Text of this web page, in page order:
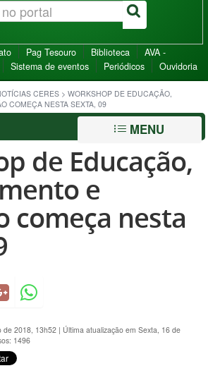
Pag Tesouro Biblioteca
AVA -
Sistema de eventos Periódicos Ouvidoria
CERES > WORKSHOP DE EDUCAÇÃO,
COMEÇA NESTA SEXTA, 09
MENU
de Educação,
e
começa nesta
de 2018, 13h52 | Última atualização em Sexta, 16 de
1496